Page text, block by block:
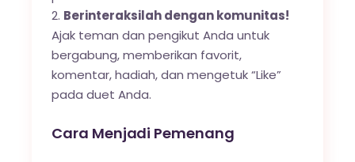
Berinteraksilah dengan komunitas!
Ajak teman dan pengikut Anda untuk
bergabung, memberikan favorit,
komentar, hadiah, dan mengetuk “Like”
pada duet Anda.
Cara Menjadi Pemenang